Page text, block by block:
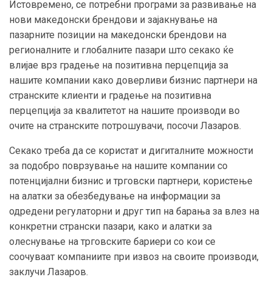
Истовремено, се потребни програми за развивање на
нови македонски брендови и зајакнување на
пазарните позиции на македонски брендови на
регионалните и глобалните пазари што секако ќе
влијае врз градење на позитивна перцепција за
нашите компании како доверливи бизнис партнери на
странските клиенти и градење на позитивна
перцепција за квалитетот на нашите производи во
очите на странските потрошувачи, посочи Лазаров.
Секако треба да се користат и дигиталните можности
за подобро поврзување на нашите компании со
потенцијални бизнис и трговски партнери, користење
на алатки за обезбедување на информации за
одредени регулаторни и друг тип на барања за влез на
конкретни странски пазари, како и алатки за
олеснување на трговските бариери со кои се
соочуваат компаниите при извоз на своите производи,
заклучи Лазаров.